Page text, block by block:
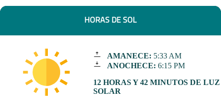
HORAS DE SOL
AMANECE: 5:33 AM
ANOCHECE: 6:15 PM
12 HORAS Y 42 MINUTOS DE LUZ
SOLAR